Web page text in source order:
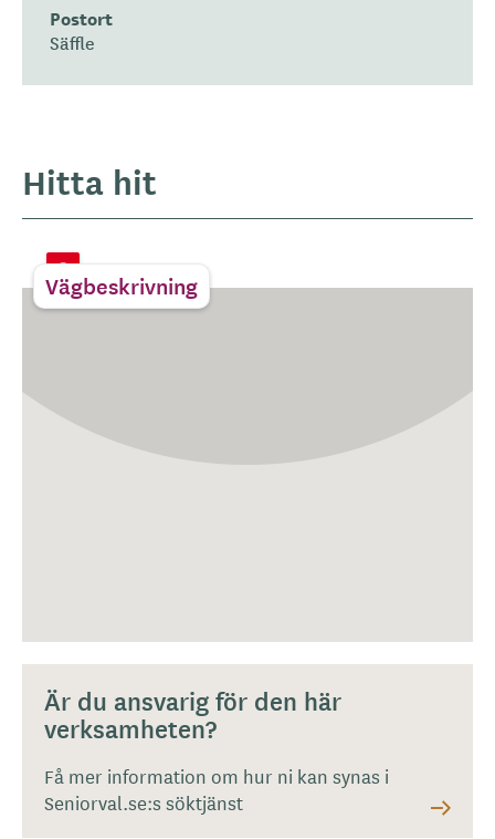
Postort
Säffle
Hitta hit
Vägbeskrivning
Är du ansvarig för den här
verksamheten?
Få mer information om hur ni kan synas i
Seniorval.se:s söktjänst